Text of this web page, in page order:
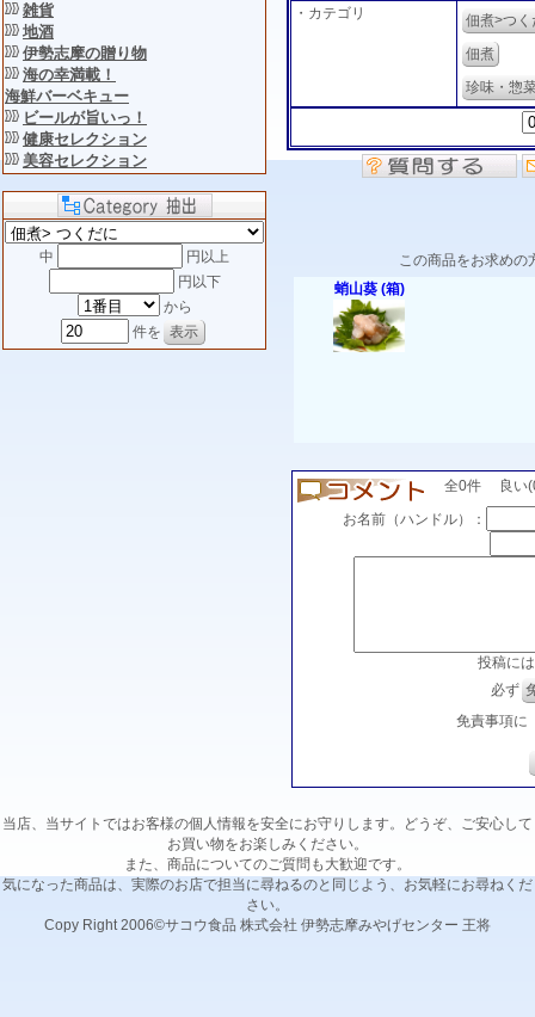
雑貨
地酒
伊勢志摩の贈り物
海の幸満載！
海鮮バーベキュー
ビールが旨いっ！
健康セレクション
美容セレクション
中
円以上
円以下
から
件を
・カテゴリ
佃煮>つく
佃煮
珍味・惣
この商品をお求めの
蛸山葵 (箱)
全0件 良い
お名前（ハンドル）：
投稿に
必ず
免責事項に
当店、当サイトではお客様の個人情報を安全にお守りします。どうぞ、ご安心して
お買い物をお楽しみください。
また、商品についてのご質問も大歓迎です。
気になった商品は、実際のお店で担当に尋ねるのと同じよう、お気軽にお尋ねくだ
さい。
Copy Right 2006©サコウ食品 株式会社 伊勢志摩みやげセンター 王将